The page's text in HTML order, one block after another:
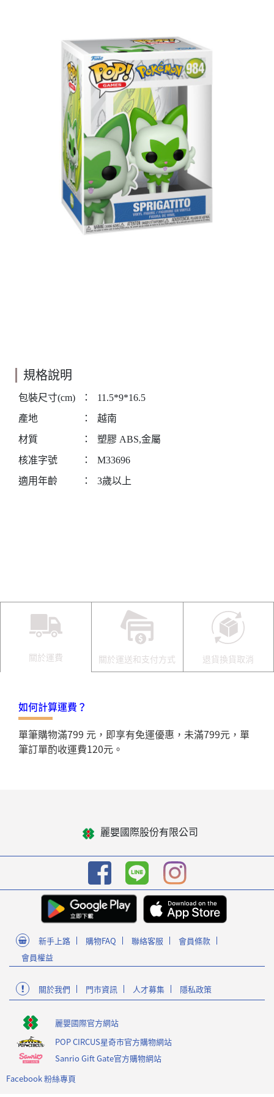
規格說明
包裝尺寸(cm) ：
11.5*9*16.5
產地
：
越南
材質
：
塑膠 ABS,金屬
核准字號
：
M33696
適用年齡
： 3歲以上
關於運費 關於運送和支付方式 退貨換貨取消
如何計算運費？
單筆購物滿799 元，即享有免運優惠，未滿799元，單
筆訂單酌收運費120元。
麗嬰國際股份有限公司
新手上路 購物FAQ 聯絡客服
會員條款
會員權益
關於我們 門市資訊 人才募集 隱私政策
麗嬰國際官方網站
POP CIRCUS星奇市官方購物網站
Sanrio Gift Gate官方購物網站
Facebook 粉絲專頁